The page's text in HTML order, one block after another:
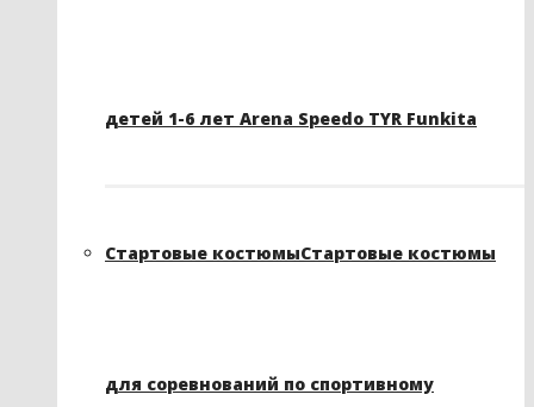
детей 1-6 лет Arena Speedo TYR Funkita
Стартовые костюмыСтартовые костюмы
для соревнований по спортивному